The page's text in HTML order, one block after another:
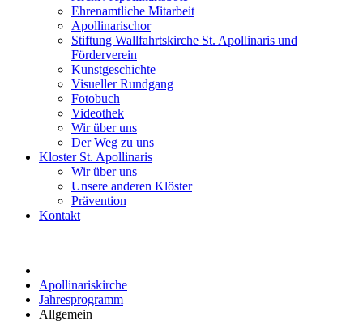
Ehrenamtliche Mitarbeit
Apollinarischor
Stiftung Wallfahrtskirche St. Apollinaris und
Förderverein
Kunstgeschichte
Visueller Rundgang
Fotobuch
Videothek
Wir über uns
Der Weg zu uns
Kloster St. Apollinaris
Wir über uns
Unsere anderen Klöster
Prävention
Kontakt
Apollinariskirche
Jahresprogramm
Allgemein